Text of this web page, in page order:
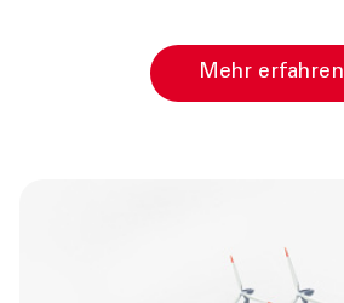
Mehr erfahren